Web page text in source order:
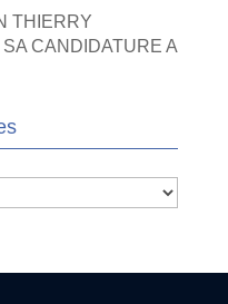
THIERRY
CANDIDATURE A